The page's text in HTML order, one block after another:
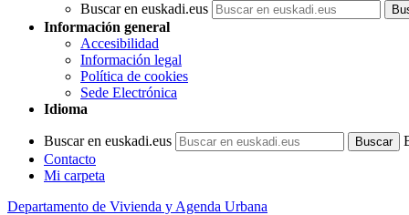
Buscar en euskadi.eus
Información general
Accesibilidad
Información legal
Política de cookies
Sede Electrónica
Idioma
Buscar en euskadi.eus
Contacto
Mi carpeta
Departamento de Vivienda y Agenda Urbana